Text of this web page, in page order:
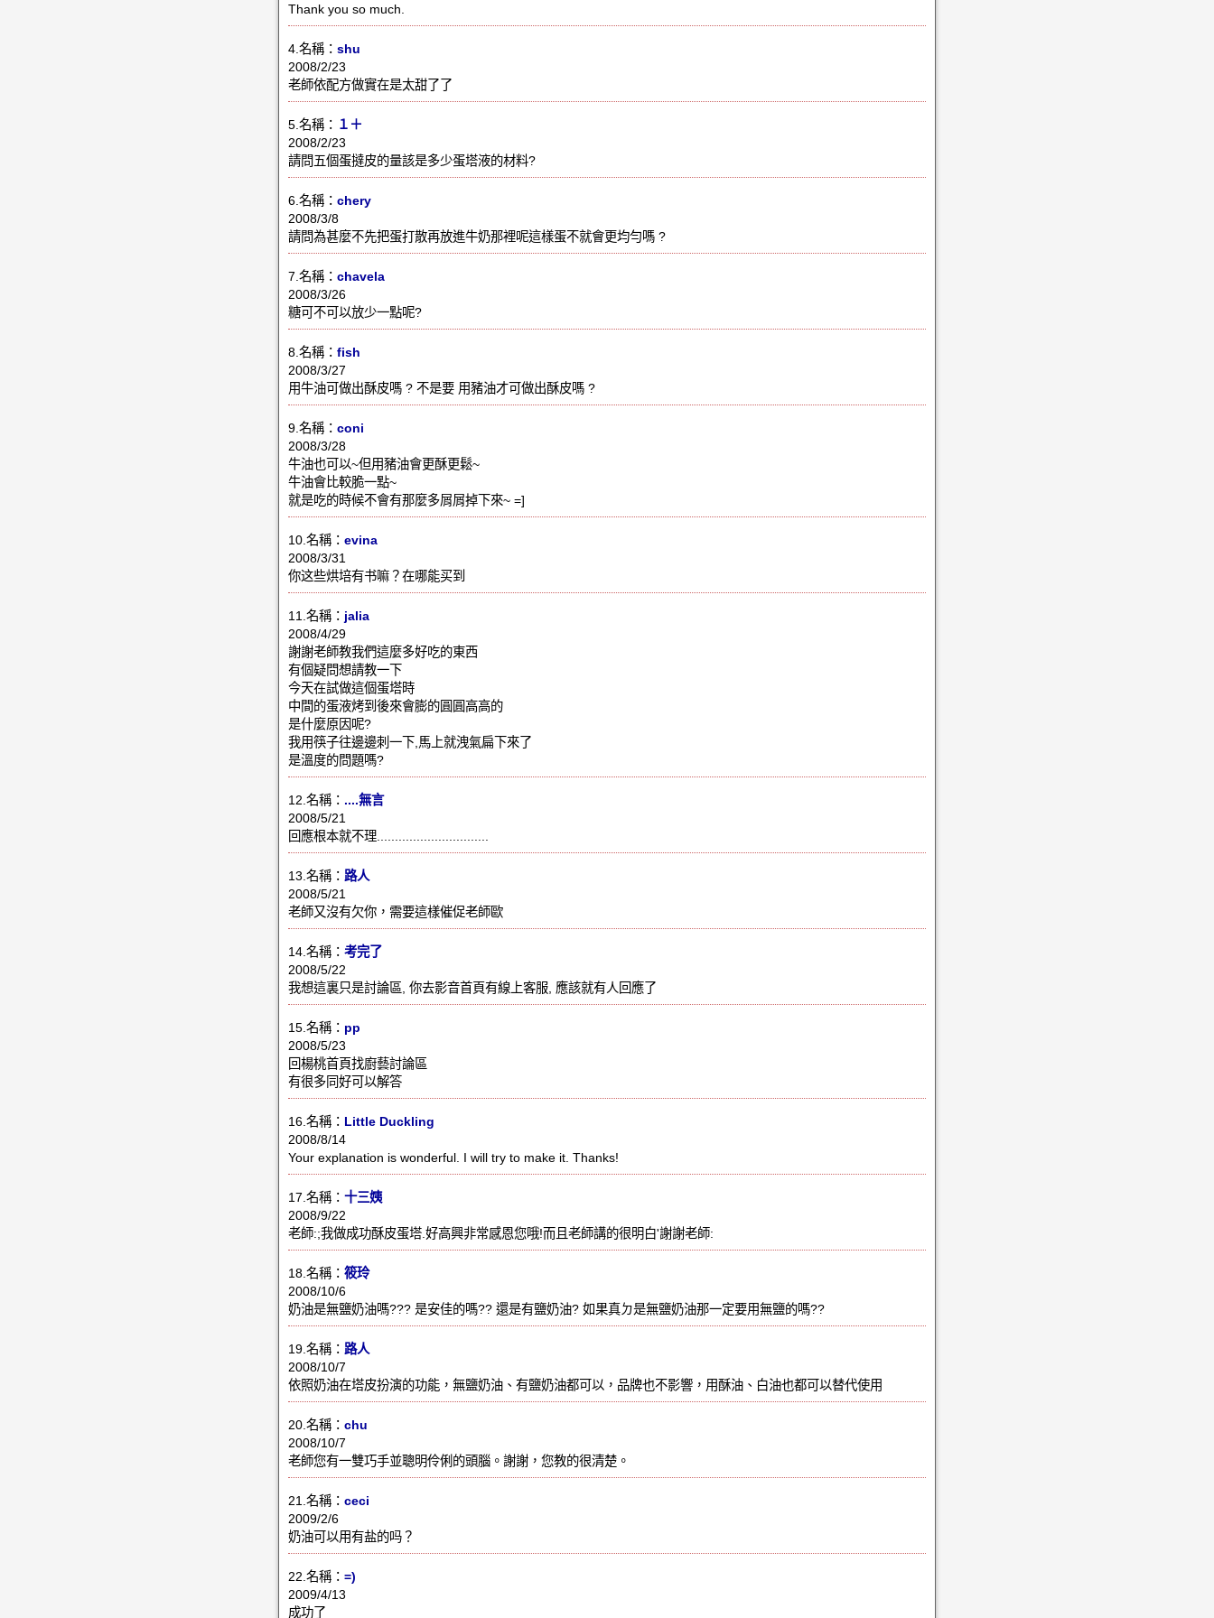
Thank you so much.
4.名稱： shu
2008/2/23
老師依配方做實在是太甜了了
5.名稱： １＋
2008/2/23
請問五個蛋撻皮的量該是多少蛋塔液的材料?
6.名稱： chery
2008/3/8
請問為甚麼不先把蛋打散再放進牛奶那裡呢這樣蛋不就會更均勻嗎 ?
7.名稱： chavela
2008/3/26
糖可不可以放少一點呢?
8.名稱： fish
2008/3/27
用牛油可做出酥皮嗎 ? 不是要 用豬油才可做出酥皮嗎 ?
9.名稱： coni
2008/3/28
牛油也可以~但用豬油會更酥更鬆~
牛油會比較脆一點~
就是吃的時候不會有那麼多屑屑掉下來~ =]
10.名稱： evina
2008/3/31
你这些烘培有书嘛？在哪能买到
11.名稱： jalia
2008/4/29
謝謝老師教我們這麼多好吃的東西
有個疑問想請教一下
今天在試做這個蛋塔時
中間的蛋液烤到後來會膨的圓圓高高的
是什麼原因呢?
我用筷子往邊邊刺一下,馬上就洩氣扁下來了
是溫度的問題嗎?
12.名稱： ....無言
2008/5/21
回應根本就不理...............................
13.名稱： 路人
2008/5/21
老師又沒有欠你，需要這樣催促老師歐
14.名稱： 考完了
2008/5/22
我想這裏只是討論區, 你去影音首頁有線上客服, 應該就有人回應了
15.名稱： pp
2008/5/23
回楊桃首頁找廚藝討論區
有很多同好可以解答
16.名稱： Little Duckling
2008/8/14
Your explanation is wonderful. I will try to make it. Thanks!
17.名稱： 十三姨
2008/9/22
老師:;我做成功酥皮蛋塔.好高興非常感恩您哦!而且老師講的很明白'謝謝老師:
18.名稱： 筱玲
2008/10/6
奶油是無鹽奶油嗎??? 是安佳的嗎?? 還是有鹽奶油? 如果真ㄉ是無鹽奶油那一定要用無鹽的嗎??
19.名稱： 路人
2008/10/7
依照奶油在塔皮扮演的功能，無鹽奶油、有鹽奶油都可以，品牌也不影響，用酥油、白油也都可以替代使用
20.名稱： chu
2008/10/7
老師您有一雙巧手並聰明伶俐的頭腦。謝謝，您教的很清楚。
21.名稱： ceci
2009/2/6
奶油可以用有盐的吗？
22.名稱： =)
2009/4/13
成功了